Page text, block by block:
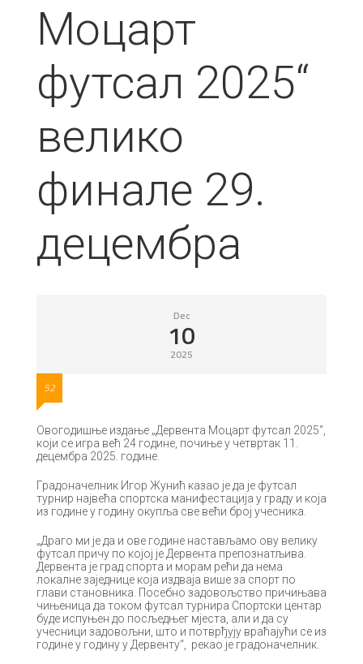
Моцарт
футсал 2025“
велико
финале 29.
децембра
Dec
10
2025
52
Овогодишње издање „Дервента Моцарт футсал 2025“,
који се игра већ 24 године, почиње у четвртак 11.
децембра 2025. године.
Градоначелник Игор Жунић казао је да је футсал
турнир највећа спортска манифестација у граду и која
из године у годину окупља све већи број учесника.
„Драго ми је да и ове године настављамо ову велику
футсал причу по којој је Дервента препознатљива.
Дервента је град спорта и морам рећи да нема
локалне заједнице која издваја више за спорт по
глави становника. Посебно задовољство причињава
чињеница да током футсал турнира Спортски центар
буде испуњен до посљедњег мјеста, али и да су
учесници задовољни, што и потврђују враћајући се из
године у годину у Дервенту“, рекао је градоначелник.